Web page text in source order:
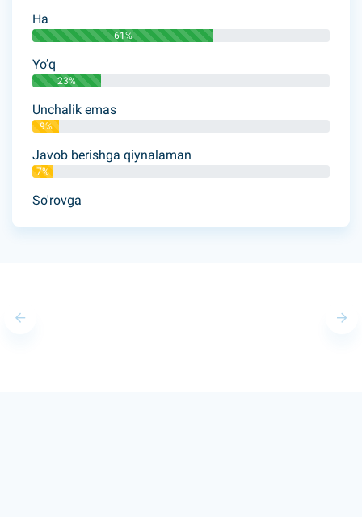
Ha
61%
Yo’q
23%
Unchalik emas
9%
Javob berishga qiynalaman
7%
So'rovga